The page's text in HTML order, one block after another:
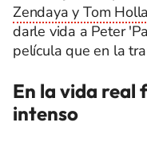
Zendaya y Tom
darle vida a Peter
película que en la
En la vida real
intenso